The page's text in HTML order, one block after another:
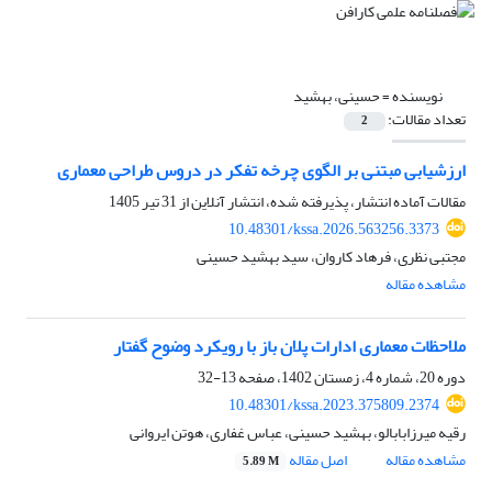
نویسنده =حسینی، بهشید
تعداد مقالات: 2
ارزشیابی مبتنی بر الگوی چرخه تفکر در دروس طراحی معماری
مقالات آماده انتشار، پذیرفته شده، انتشار آنلاین از31 تیر 1405
10.48301/kssa.2026.563256.3373
مجتبی نظری، فرهاد کاروان، سید بهشید حسینی
مشاهده مقاله
ملاحظات معماری ادارات پلان باز با رویکرد وضوح گفتار
دوره 20، شماره 4، زمستان 1402، صفحه
13-32
10.48301/kssa.2023.375809.2374
رقیه میرزابابالو، بهشید حسینی، عباس غفاری، هوتن ایروانی
مشاهده مقاله
اصل مقاله 5.89 M